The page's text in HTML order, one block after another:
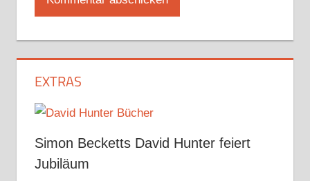
EXTRAS
Simon Becketts David Hunter feiert
Jubiläum